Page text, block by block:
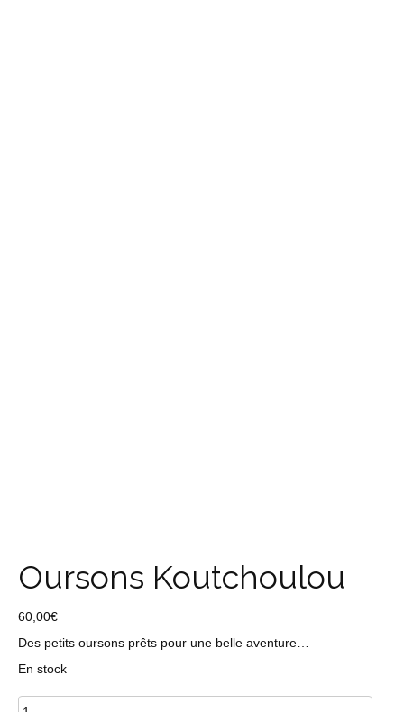
Oursons Koutchoulou
60,00€
Des petits oursons prêts pour une belle aventure…
En stock
quantité